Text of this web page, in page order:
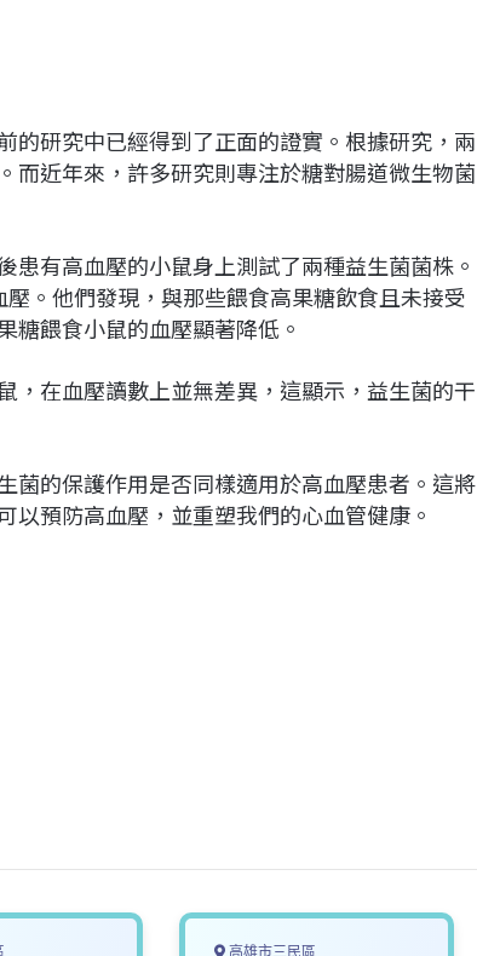
的研究中已經得到了正面的證實。根據研究，兩
而近年來，許多研究則專注於糖對腸道微生物菌
有高血壓的小鼠身上測試了兩種益生菌菌株。
。他們發現，與那些餵食高果糖飲食且未接受
糖餵食小鼠的血壓顯著降低。
，在血壓讀數上並無差異，這顯示，益生菌的干
菌的保護作用是否同樣適用於高血壓患者。這將
預防高血壓，並重塑我們的心血管健康。
高雄市三民區